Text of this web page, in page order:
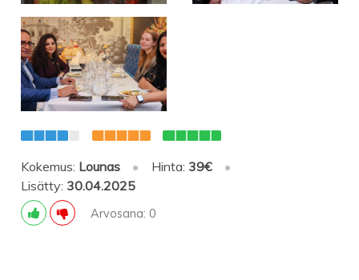
Kokemus: Lounas • Hinta: 39€
•
Lisätty: 30.04.2025
Arvosana: 0